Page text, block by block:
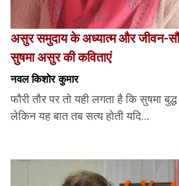
असुर समुदाय के अध्यात्म और जीवन-
सुषमा असुर की कविताएं
नवल किशोर कुमार
फौरी तौर पर तो यही लगता है कि सुषमा
लेकिन यह बात तब सत्य होती यदि...